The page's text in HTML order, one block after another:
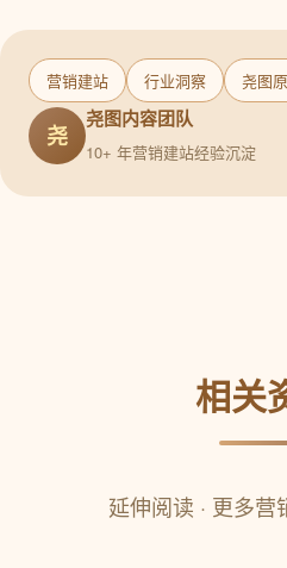
营销建站 行业洞察 尧图
尧
尧图内容团队
10+ 年营销建站经验沉淀
相关
延伸阅读 · 更多